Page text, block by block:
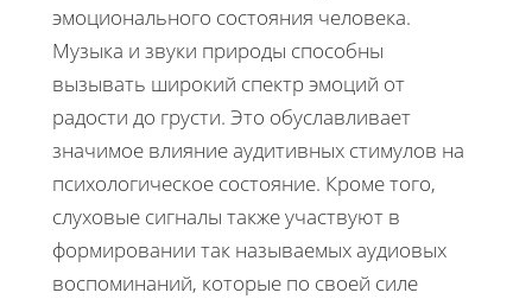
эмоционального состояния человека.
Музыка и звуки природы способны
вызывать широкий спектр эмоций от
радости до грусти. Это обуславливает
значимое влияние аудитивных стимулов на
психологическое состояние. Кроме того,
слуховые сигналы также участвуют в
формировании так называемых аудиовых
воспоминаний, которые по своей силе